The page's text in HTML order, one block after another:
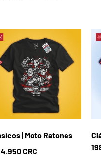
| Moto Ratones
normal
CRC